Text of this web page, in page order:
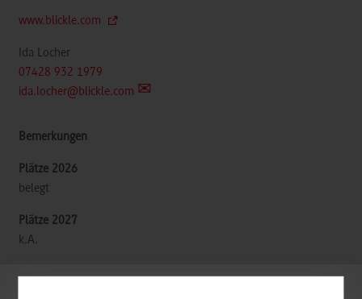
www.blickle.com
Ida Locher
07428 932 1979
ida.locher@blickle.com
belegt
k.A.